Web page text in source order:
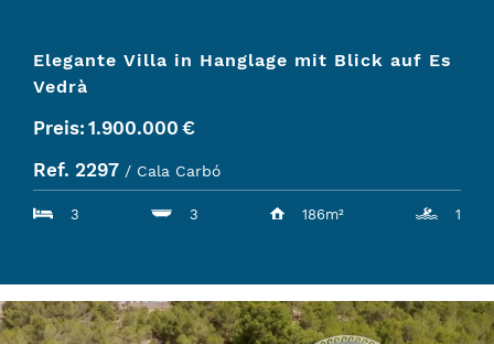
Elegante Villa in Hanglage mit Blick auf Es
Vedrà
Preis: 1.900.000 €
Ref. 2297 / Cala Carbó
3 3 186m² 1